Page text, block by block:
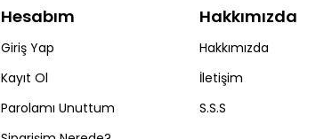
Hesabım
Giriş Yap
Kayıt Ol
Parolamı Unuttum
Hakkımızda
Hakkımızda
İletişim
S.S.S